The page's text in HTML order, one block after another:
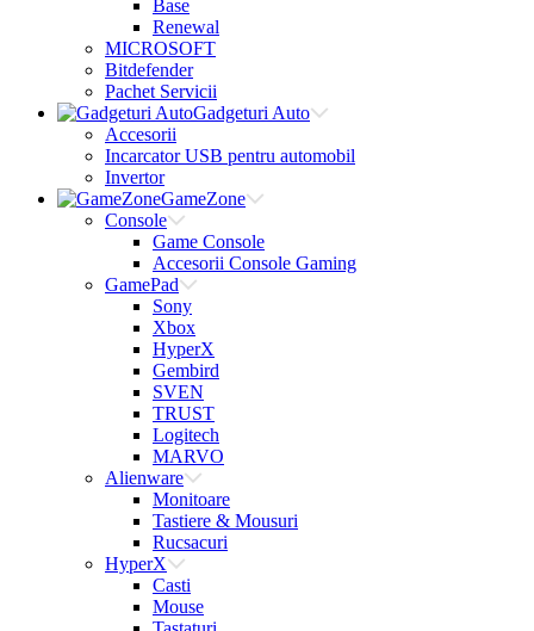
Base
Renewal
MICROSOFT
Bitdefender
Pachet Servicii
Gadgeturi Auto
Accesorii
Incarcator USB pentru automobil
Invertor
GameZone
Console
Game Console
Accesorii Console Gaming
GamePad
Sony
Xbox
HyperX
Gembird
SVEN
TRUST
Logitech
MARVO
Alienware
Monitoare
Tastiere & Mousuri
Rucsacuri
HyperX
Casti
Mouse